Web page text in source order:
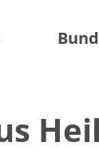
Heil